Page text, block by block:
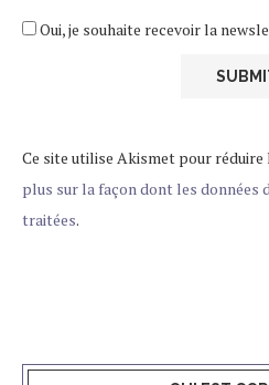
Oui, je souhaite recevoir la
Ce site utilise Akismet pour réduire
plus sur la façon dont les données
traitées.